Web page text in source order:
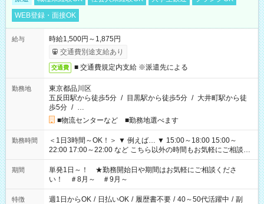
WEB登録・面接OK
給与
時給1,500円～1,875円
交通費別途支給あり
交通費 ■ 交通費規定内支給 ※派遣先による
勤務地
東京都品川区
五反田駅から徒歩5分 / 目黒駅から徒歩5分 / 大井町駅から徒
歩5分 / …
■物流センターなど ■勤務地選べます
勤務時間
＜1日3時間～OK！＞ ▼ 例えば… ▼ 15:00～18:00 15:00～
22:00 17:00～22:00 など こちら以外の時間もお気軽にご相談く
ださい！
期間
単発1日～！ ★勤務開始日や期間はお気軽にご相談くださ
い！ ＃8月～ ＃9月～
特徴 週1日からOK / 日払いOK / 履歴書不要 / 40～50代活躍中 / 副